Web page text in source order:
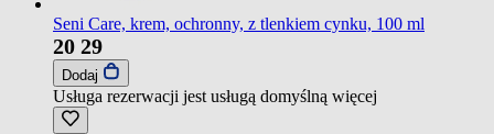
Seni Care, krem, ochronny, z tlenkiem cynku, 100 ml
20 29
Dodaj
Usługa rezerwacji jest usługą domyślną więcej